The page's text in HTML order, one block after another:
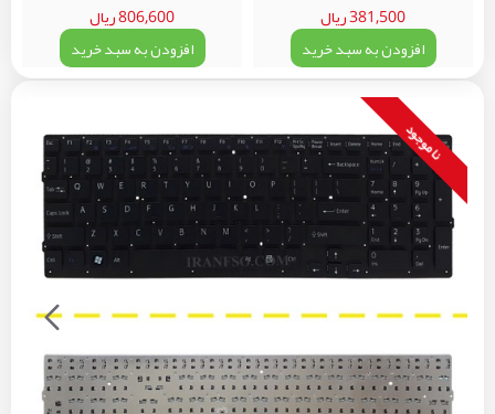
381,500 ریال
افزودن به سبد خرید
806,600 ریال
افزودن به سبد خرید
نا موجود